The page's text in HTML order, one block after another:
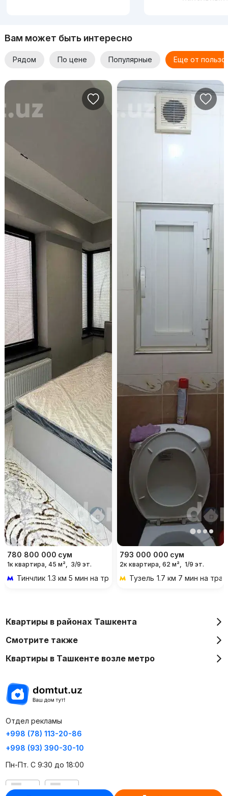
Вам может быть интересно
Рядом По цене Популярные Еще от
780 800 000 сум
1к квартира, 45 м², 3/9 эт.
Тинчлик 1.3 км 5 мин на транспорте
793 000 000 сум
2к квартира, 62 м², 1/9 эт.
Тузель 1.7 км 7 мин на
Квартиры в районах Ташкента
Смотрите также
Квартиры в Ташкенте возле метро
Отдел рекламы
+998 (78) 113-20-86
+998 (93) 390-30-10
Пн-Пт. С 9:30 до 18:00
RU UZ